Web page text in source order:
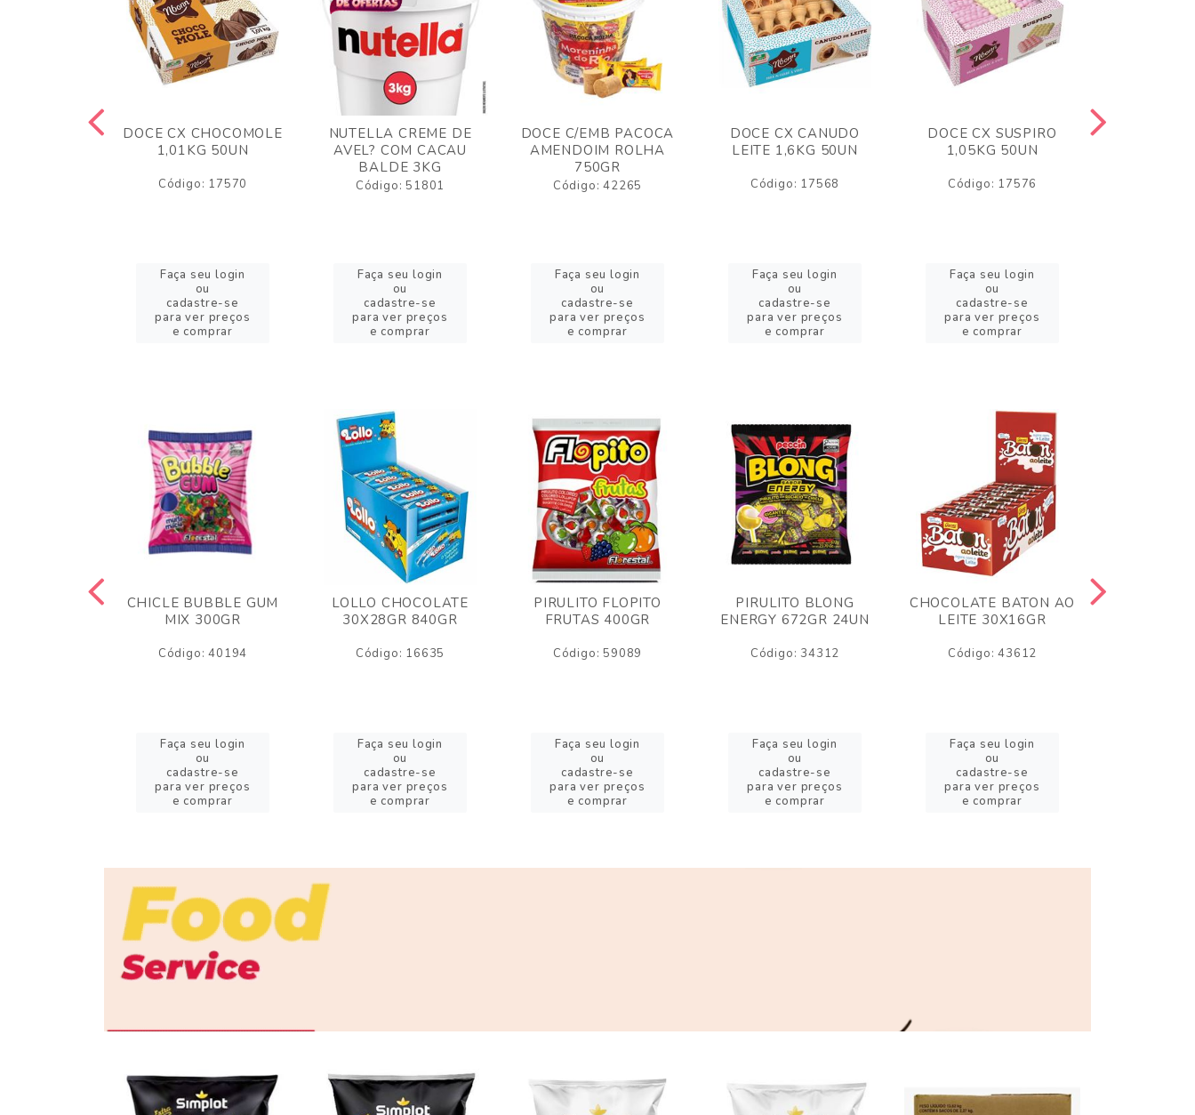
DOCE CX CHOCOMOLE
1,01KG 50UN
Código: 17570
Faça seu login
ou
cadastre-se
para ver preços
e comprar
NUTELLA CREME DE
AVEL? COM CACAU
BALDE 3KG
Código: 51801
Faça seu login
ou
cadastre-se
para ver preços
e comprar
DOCE C/EMB PACOCA
AMENDOIM ROLHA
750GR
Código: 42265
Faça seu login
ou
cadastre-se
para ver preços
e comprar
DOCE CX CANUDO
LEITE 1,6KG 50UN
Código: 17568
Faça seu login
ou
cadastre-se
para ver preços
e comprar
DOCE CX SUSPIRO
1,05KG 50UN
Código: 17576
Faça seu login
ou
cadastre-se
para ver preços
e comprar
CHICLE BUBBLE GUM
MIX 300GR
Código: 40194
Faça seu login
ou
cadastre-se
para ver preços
e comprar
LOLLO CHOCOLATE
30X28GR 840GR
Código: 16635
Faça seu login
ou
cadastre-se
para ver preços
e comprar
PIRULITO FLOPITO
FRUTAS 400GR
Código: 59089
Faça seu login
ou
cadastre-se
para ver preços
e comprar
PIRULITO BLONG
ENERGY 672GR 24UN
Código: 34312
Faça seu login
ou
cadastre-se
para ver preços
e comprar
CHOCOLATE BATON AO
LEITE 30X16GR
Código: 43612
Faça seu login
ou
cadastre-se
para ver preços
e comprar